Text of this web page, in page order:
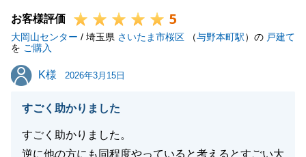
お客様評価 5
大岡山センター / 埼玉県 さいたま市桜区 （与野本町駅）の 戸建て
を ご購入
K様
K様 2026年3月15日
すごく助かりました
すごく助かりました。
逆に他の方にも同程度やっていると考えるとすごい大